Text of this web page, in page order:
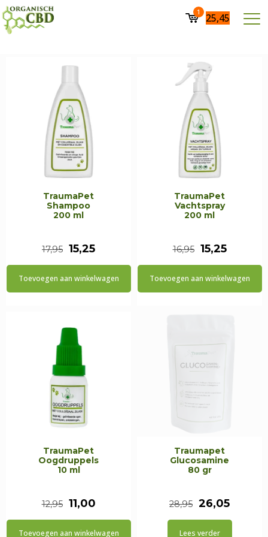
1 25,45
TraumaPet
Shampoo
200 ml
17,95 Oorspronkelijke
prijs
15,25Huidige
prijs
Toevoegen aan winkelwagen
TraumaPet
Vachtspray
200 ml
16,95
prijs
15,25Huidige
prijs
Toevoegen aan winkelwagen
TraumaPet
Oogdruppels
10 ml
12,95 Oorspronkelijke
prijs
11,00Huidige
prijs
Toevoegen aan winkelwagen
Traumapet
Glucosamine
80 gr
28,95
prijs
26,05
prijs
Lees verder